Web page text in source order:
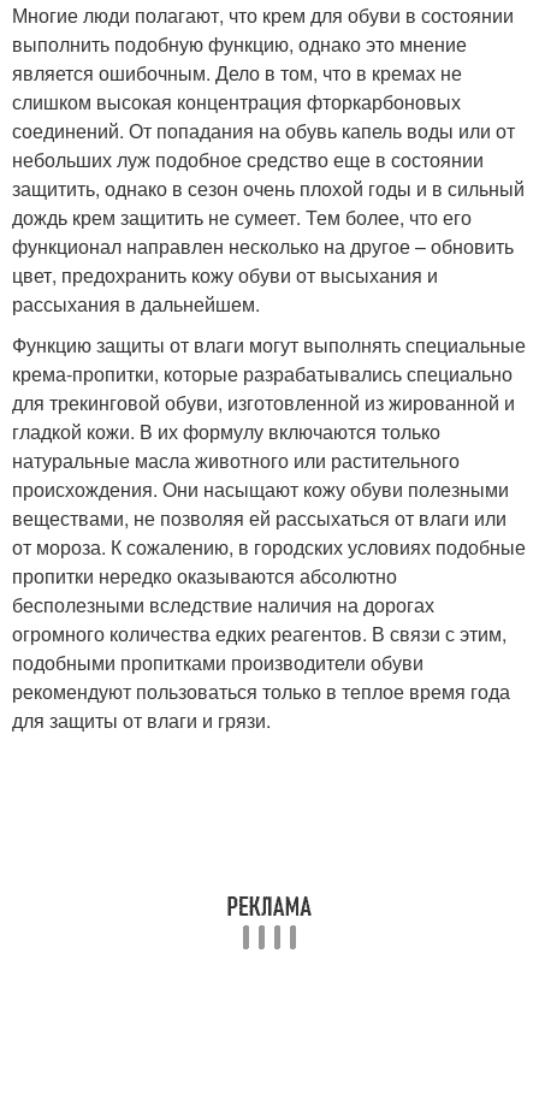
Многие люди полагают, что крем для обуви в состоянии
выполнить подобную функцию, однако это мнение
является ошибочным. Дело в том, что в кремах не
слишком высокая концентрация фторкарбоновых
соединений. От попадания на обувь капель воды или от
небольших луж подобное средство еще в состоянии
защитить, однако в сезон очень плохой годы и в сильный
дождь крем защитить не сумеет. Тем более, что его
функционал направлен несколько на другое – обновить
цвет, предохранить кожу обуви от высыхания и
рассыхания в дальнейшем.
Функцию защиты от влаги могут выполнять специальные
крема-пропитки, которые разрабатывались специально
для трекинговой обуви, изготовленной из жированной и
гладкой кожи. В их формулу включаются только
натуральные масла животного или растительного
происхождения. Они насыщают кожу обуви полезными
веществами, не позволяя ей рассыхаться от влаги или
от мороза. К сожалению, в городских условиях подобные
пропитки нередко оказываются абсолютно
бесполезными вследствие наличия на дорогах
огромного количества едких реагентов. В связи с этим,
подобными пропитками производители обуви
рекомендуют пользоваться только в теплое время года
для защиты от влаги и грязи.